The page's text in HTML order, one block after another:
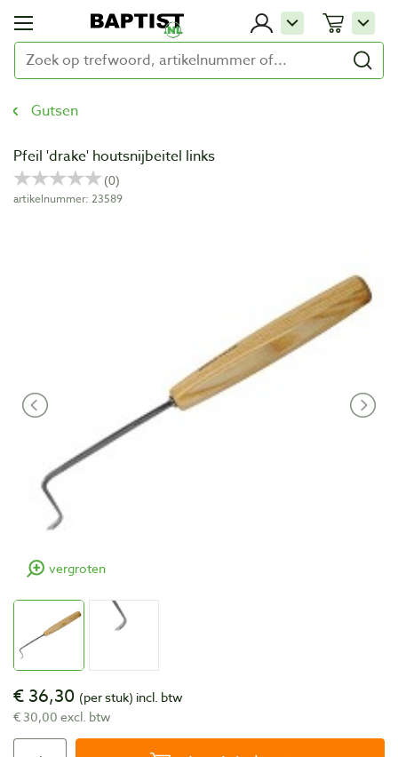
Gutsen
Pfeil 'drake' houtsnijbeitel links
artikelnummer: 23589
vergroten
€ 36,30 (per stuk) incl. btw
€ 30,00 excl. btw